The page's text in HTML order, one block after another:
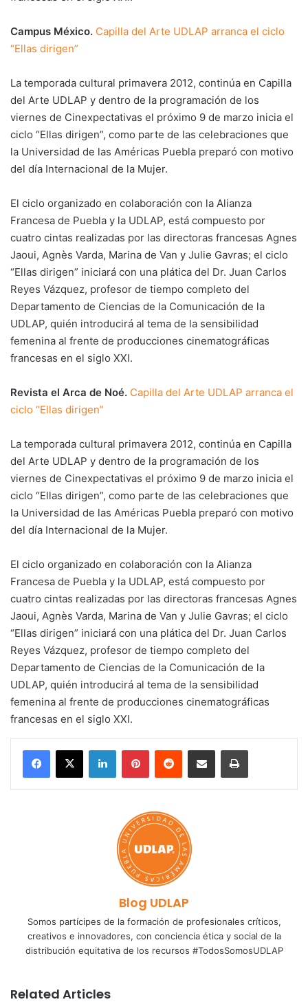
Campus México. Capilla del Arte UDLAP arranca el ciclo
“Ellas dirigen”
La temporada cultural primavera 2012, continúa en Capilla
del Arte UDLAP y dentro de la programación de los
viernes de Cinexpectativas el próximo 9 de marzo inicia el
ciclo “Ellas dirigen”, como parte de las celebraciones que
la Universidad de las Américas Puebla preparó con motivo
del día Internacional de la Mujer.
El ciclo organizado en colaboración con la Alianza
Francesa de Puebla y la UDLAP, está compuesto por
cuatro cintas realizadas por las directoras francesas Agnes
Jaoui, Agnès Varda, Marina de Van y Julie Gavras; el ciclo
“Ellas dirigen” iniciará con una plática del Dr. Juan Carlos
Reyes Vázquez, profesor de tiempo completo del
Departamento de Ciencias de la Comunicación de la
UDLAP, quién introducirá al tema de la sensibilidad
femenina al frente de producciones cinematográficas
francesas en el siglo XXI.
Revista el Arca de Noé. Capilla del Arte UDLAP arranca el
ciclo “Ellas dirigen”
La temporada cultural primavera 2012, continúa en Capilla
del Arte UDLAP y dentro de la programación de los
viernes de Cinexpectativas el próximo 9 de marzo inicia el
ciclo “Ellas dirigen”, como parte de las celebraciones que
la Universidad de las Américas Puebla preparó con motivo
del día Internacional de la Mujer.
El ciclo organizado en colaboración con la Alianza
Francesa de Puebla y la UDLAP, está compuesto por
cuatro cintas realizadas por las directoras francesas Agnes
Jaoui, Agnès Varda, Marina de Van y Julie Gavras; el ciclo
“Ellas dirigen” iniciará con una plática del Dr. Juan Carlos
Reyes Vázquez, profesor de tiempo completo del
Departamento de Ciencias de la Comunicación de la
UDLAP, quién introducirá al tema de la sensibilidad
femenina al frente de producciones cinematográficas
francesas en el siglo XXI.
LinkedInPinterestReddit Share via Email Print
Blog UDLAP
Somos partícipes de la formación de profesionales críticos,
creativos e innovadores, con conciencia ética y social de la
distribución equitativa de los recursos #TodosSomosUDLAP
Related Articles